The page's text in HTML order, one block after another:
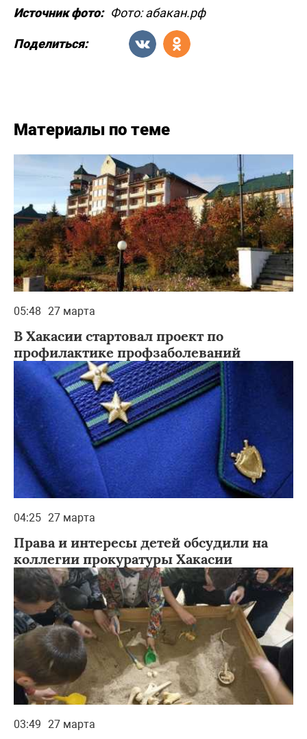
Источник фото: Фото: абакан.рф
Поделиться:
Материалы по теме
05:48 27 марта
В Хакасии стартовал проект по
профилактике профзаболеваний
04:25 27 марта
Права и интересы детей обсудили на
коллегии прокуратуры Хакасии
03:49 27 марта